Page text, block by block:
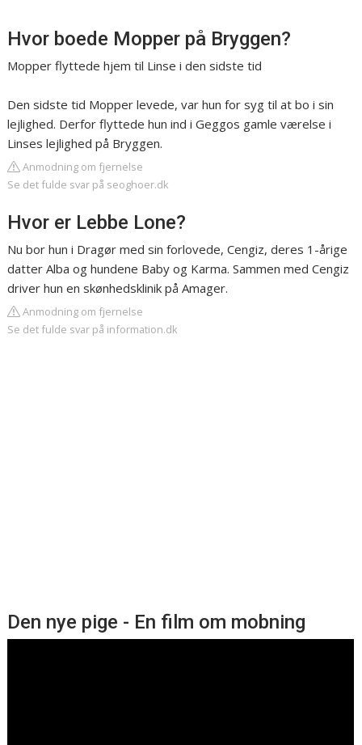
Hvor boede Mopper på Bryggen?
Mopper flyttede hjem til Linse i den sidste tid
Den sidste tid Mopper levede, var hun for syg til at bo i sin
lejlighed. Derfor flyttede hun ind i Geggos gamle værelse i
Linses lejlighed på Bryggen.
Anmodning om fjernelse
Se det fulde svar på seoghoer.dk
Hvor er Lebbe Lone?
Nu bor hun i Dragør med sin forlovede, Cengiz, deres 1-årige
datter Alba og hundene Baby og Karma. Sammen med Cengiz
driver hun en skønhedsklinik på Amager.
Anmodning om fjernelse
Se det fulde svar på information.dk
Den nye pige - En film om mobning